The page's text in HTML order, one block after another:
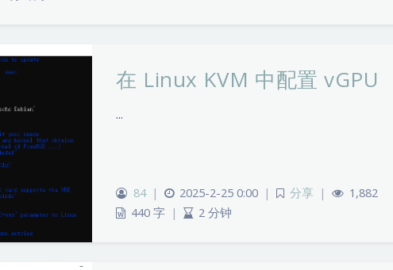
在 Linux KVM 中配置 vGPU
...
84 | 2025-2-25 0:00 | 分享 |
1,882
440 字 | 2 分钟